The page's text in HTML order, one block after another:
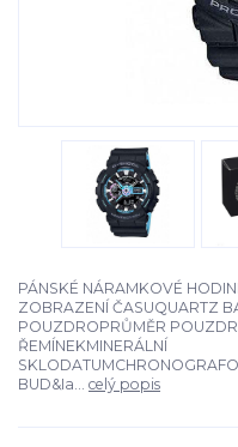
PÁNSKÉ NÁRAMKOVÉ
ZOBRAZENÍ ČASUQUARTZ
POUZDROPRŮMĚR
ŘEMÍNEKMINERÁLNÍ
BUD&Ia... celý popis